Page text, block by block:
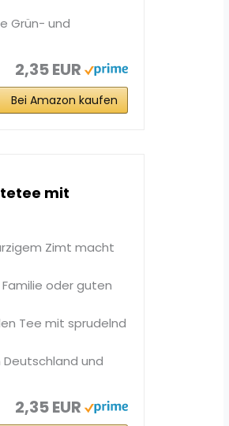
Grün- und
2,35 EUR
Bei Amazon kaufen
mit
Zimt macht
oder guten
Tee mit sprudelnd
und
2,35 EUR